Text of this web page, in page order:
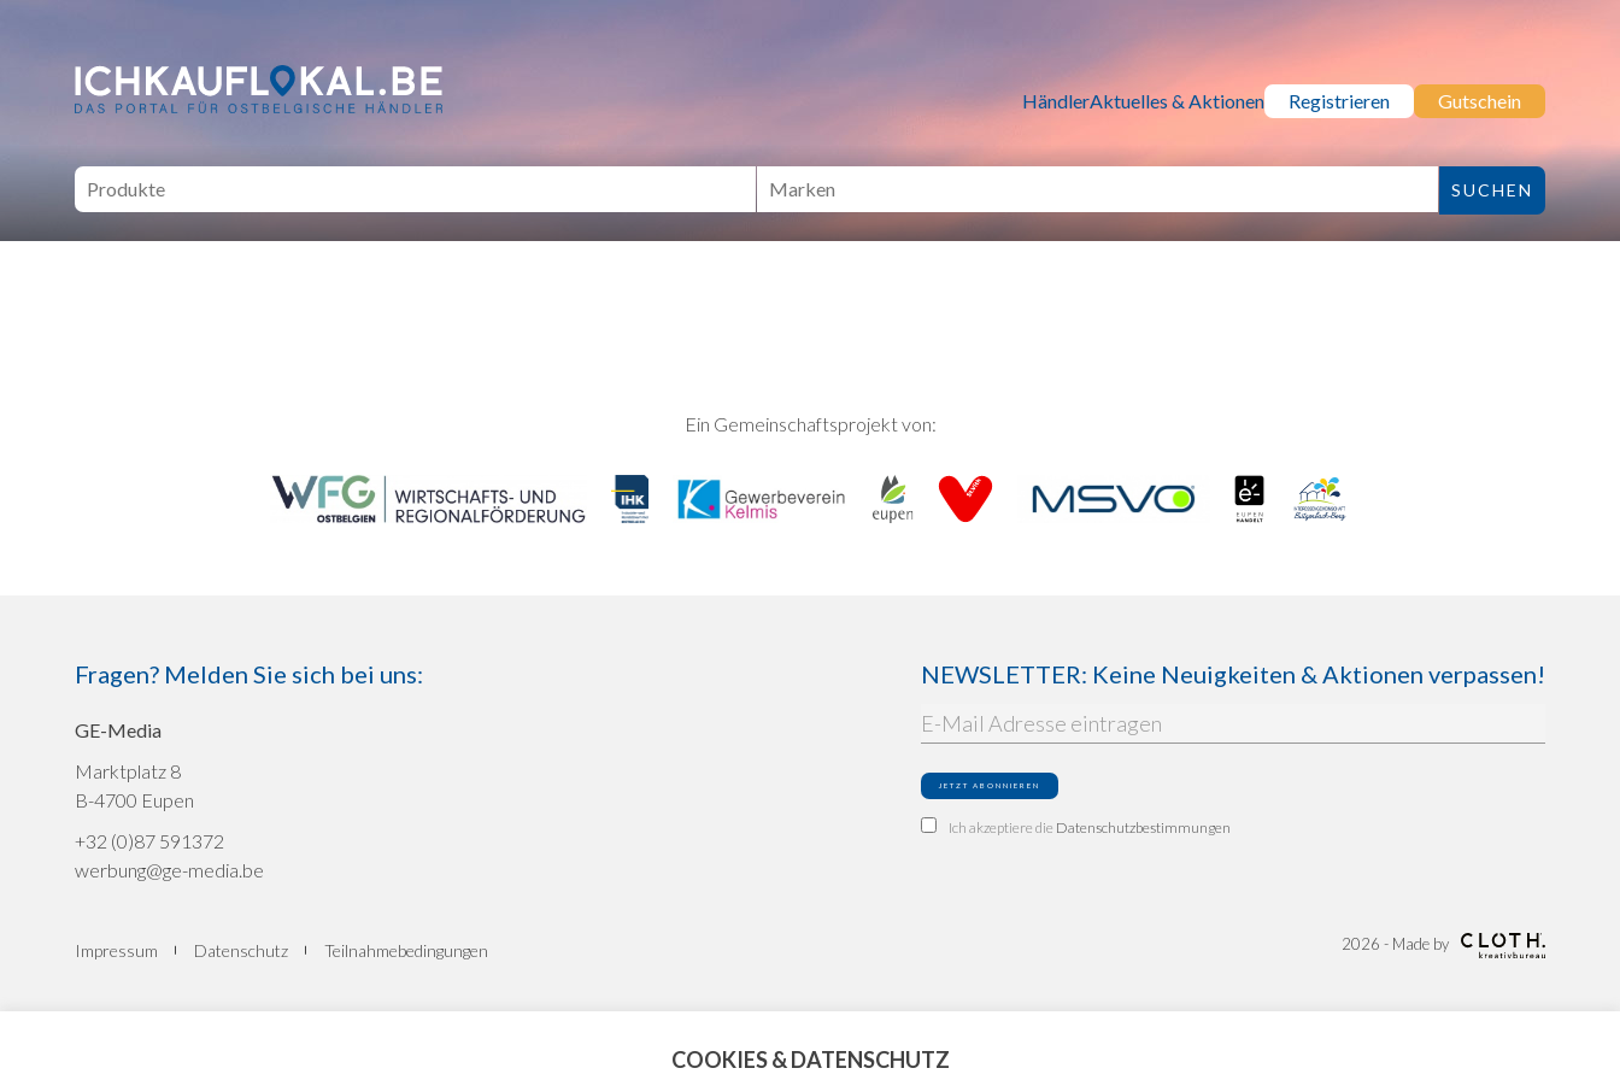
ich kauf lokal - Bei lokalen Händlern online Shoppen HändlerAktuelles & Aktionen Registrieren Gutschein
Ein Gemeinschaftsprojekt von:
Fragen? Melden Sie sich bei uns:
GE-Media
Marktplatz 8
B-4700 Eupen
+32 (0)87 591372
werbung@ge-media.be
NEWSLETTER: Keine Neuigkeiten & Aktionen verpassen!
Ich akzeptiere die Datenschutzbestimmungen
Impressum Datenschutz Teilnahmebedingungen 2026 - Made by
COOKIES & DATENSCHUTZ